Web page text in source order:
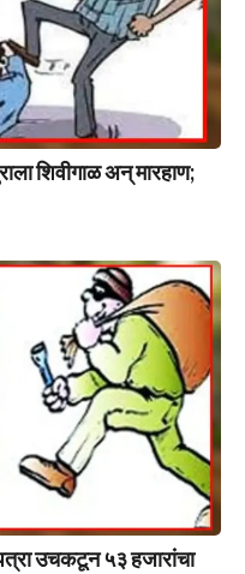
शिवीगाळ अन् मारहाण;
उचकटून ५३ हजारांचा